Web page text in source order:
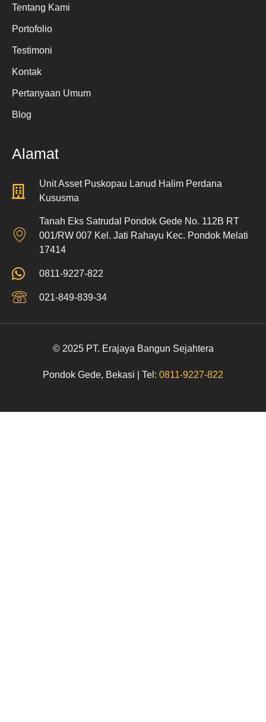
Tentang Kami
Portofolio
Testimoni
Kontak
Pertanyaan Umum
Blog
Alamat
Unit Asset Puskopau Lanud Halim Perdana
Kususma
Tanah Eks Satrudal Pondok Gede No. 112B RT
001/RW 007 Kel. Jati Rahayu Kec. Pondok Melati
17414
0811-9227-822
021-849-839-34
© 2025 PT. Erajaya Bangun Sejahtera
Pondok Gede, Bekasi | Tel: 0811-9227-822